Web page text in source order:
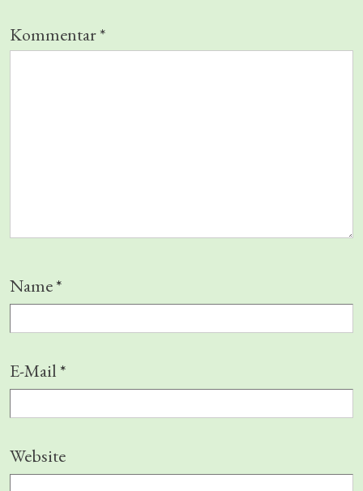
Kommentar*
Name*
E-Mail*
Website